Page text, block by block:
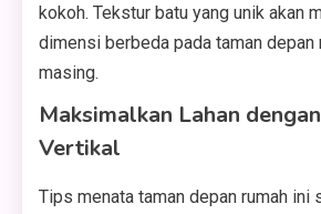
kokoh. Tekstur batu yang unik akan
dimensi berbeda pada taman depan
masing.
Maksimalkan Lahan
Vertikal
Tips menata taman depan rumah ini